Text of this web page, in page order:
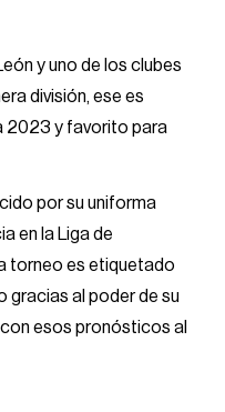
y uno de los clubes
división, ese es
2023 y favorito para
por su uniforma
en la Liga de
torneo es etiquetado
gracias al poder de su
esos pronósticos al